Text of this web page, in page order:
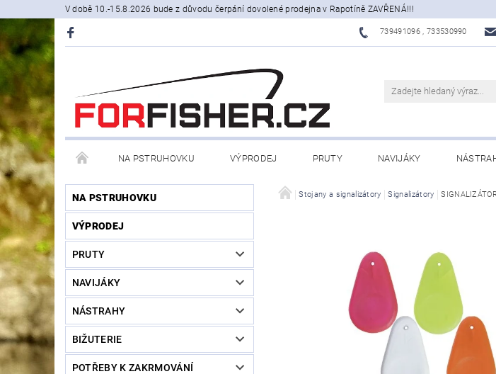
V době 10.-15.8.2026 bude z důvodu čerpání dovolené prodejna v Rapotíně ZAVŘENÁ!!!
739491096 , 733530990
NA PSTRUHOVKU VÝPRODEJ PRUTY NAVIJÁKY
STOJANY A SIGNALIZÁTORY ČLUNY, BELLY BOATY, ECHOLOTY OBLEČENÍ
PRODÁVANÉ ZNAČKY
NA PSTRUHOVKU
VÝPRODEJ
PRUTY
NAVIJÁKY
NÁSTRAHY
BIŽUTERIE
POTŘEBY K ZAKRMOVÁNÍ
Stojany a signalizátory Signalizátory